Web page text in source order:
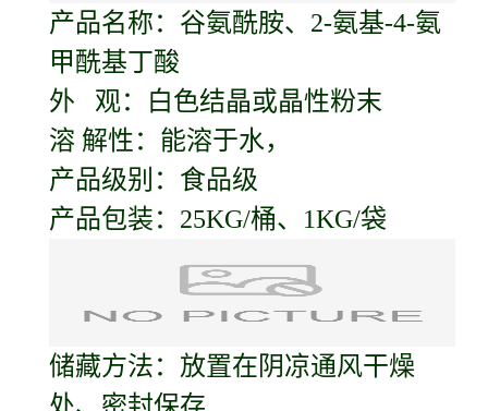
产品名称： 谷氨酰胺、2-氨基-4-氨
甲酰基丁酸
外 观：白色结晶或晶性粉末
溶 解性：能溶于水，
产品级别：食品级
产品包装：25KG/桶、1KG/袋
储藏方法：放置在阴凉通风干燥